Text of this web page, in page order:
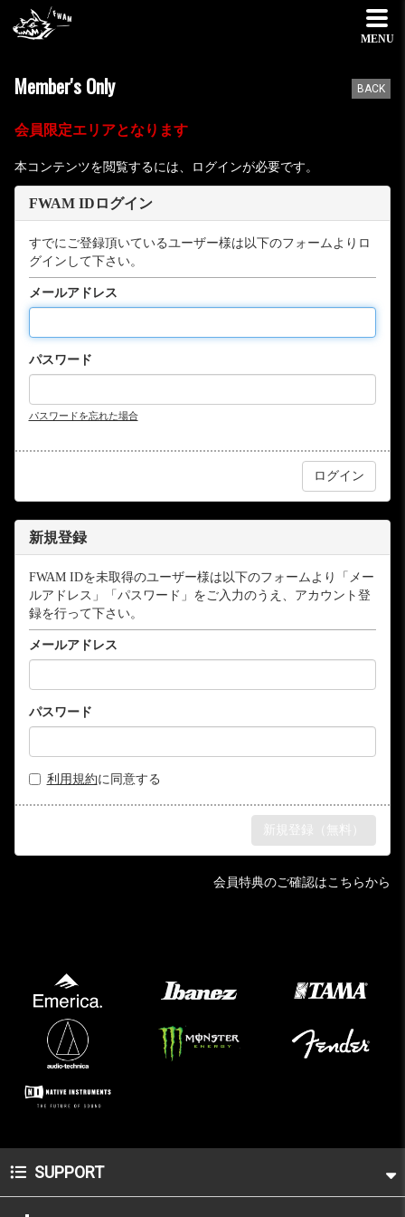
MENU
Member's Only BACK
会員限定エリアとなります
本コンテンツを閲覧するには、ログインが必要です。
FWAM IDログイン
すでにご登録頂いているユーザー様は以下のフォームよりロ
グインして下さい。
メールアドレス
パスワード
パスワードを忘れた場合
新規登録
FWAM IDを未取得のユーザー様は以下のフォームより「メー
ルアドレス」「パスワード」をご入力のうえ、アカウント登
録を行って下さい。
メールアドレス
パスワード
利用規約に同意する
会員特典のご確認はこちらから
SUPPORT